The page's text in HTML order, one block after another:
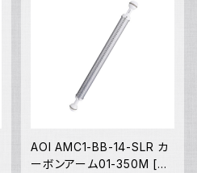
AOI AMC1-BB-14-SLR カ
ーボンアーム01-350M [40